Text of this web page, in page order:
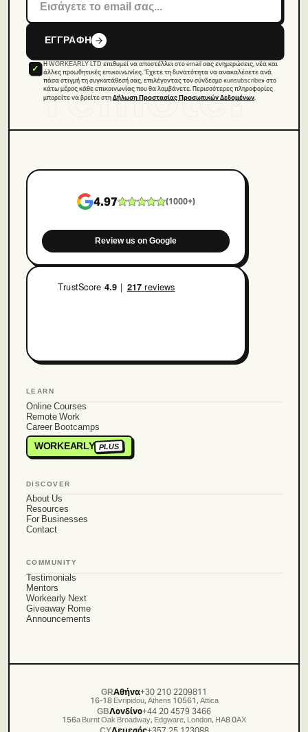
remote.
ΕΓΓΡΑΦΗ
Η WORKEARLY LTD επιθυμεί να αποστέλλει στο email σας ενημερώσεις, νέα και
άλλες προωθητικές επικοινωνίες. Έχετε τη δυνατότητα να ανακαλέσετε ανά
πάσα στιγμή τη συγκατάθεσή σας, επιλέγοντας τον σύνδεσμο «unsubscribe» στο
κάτω μέρος κάθε επικοινωνίας που θα λαμβάνετε. Περισσότερες πληροφορίες
μπορείτε να βρείτε στηΔήλωση Προστασίας Προσωπικών Δεδομένων.
4.97 (1000+)
Review us on Google
LEARN
Online Courses
Remote Work
Career Bootcamps
WORKEARLY PLUS
DISCOVER
About Us
Resources
For Businesses
Contact
COMMUNITY
Testimonials
Mentors
Workearly Next
Giveaway Rome
Announcements
GRΑθήνα+30 210 2209811
16-18 Evripidou, Athens 10561, Attica
GBΛονδίνο+44 20 4579 3466
156a Burnt Oak Broadway, Edgware, London, HA8 0AX